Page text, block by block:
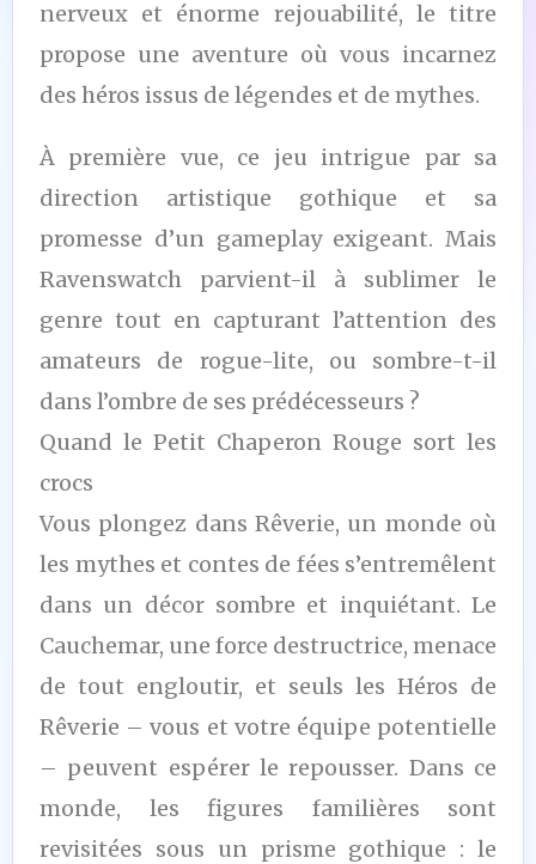
nerveux et énorme rejouabilité, le titre
propose une aventure où vous incarnez
des héros issus de légendes et de mythes.
À première vue, ce jeu intrigue par sa
direction artistique gothique et sa
promesse d’un gameplay exigeant. Mais
Ravenswatch parvient-il à sublimer le
genre tout en capturant l’attention des
amateurs de rogue-lite, ou sombre-t-il
dans l’ombre de ses prédécesseurs ?
Quand le Petit Chaperon Rouge sort les
crocs
Vous plongez dans Rêverie, un monde où
les mythes et contes de fées s’entremêlent
dans un décor sombre et inquiétant. Le
Cauchemar, une force destructrice, menace
de tout engloutir, et seuls les Héros de
Rêverie – vous et votre équipe potentielle
– peuvent espérer le repousser. Dans ce
monde, les figures familières sont
revisitées sous un prisme gothique : le